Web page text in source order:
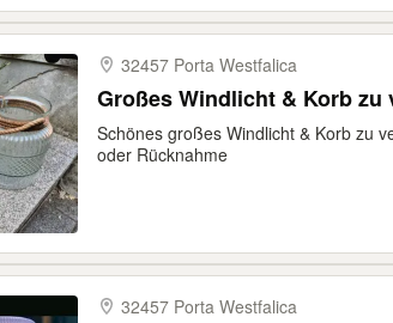
32457 Porta Westfalica
Großes Windlicht & Korb zu
Schönes großes Windlicht & Korb zu
oder Rücknahme
32457 Porta Westfalica